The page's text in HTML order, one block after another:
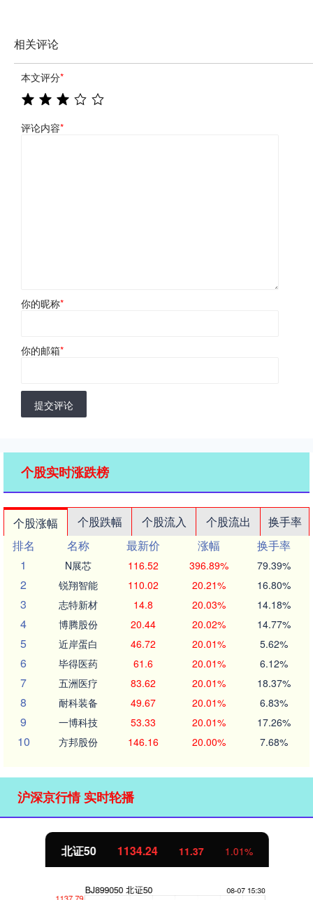
相关评论
本文评分*
评论内容*
你的昵称*
你的邮箱*
提交评论
个股实时涨跌榜
个股涨幅 个股跌幅 个股流入 个股流出
换手率
排名
名称 最新价 涨幅
换手率
1
N展芯 116.52 396.89% 79.39%
2 锐翔智能 110.02 20.21% 16.80%
3 志特新材 14.8 20.03% 14.18%
4 博腾股份 20.44 20.02% 14.77%
5 近岸蛋白 46.72 20.01% 5.62%
6 毕得医药 61.6 20.01% 6.12%
7 五洲医疗 83.62 20.01% 18.37%
8 耐科装备 49.67 20.01% 6.83%
9 一博科技 53.33 20.01% 17.26%
10 方邦股份 146.16 20.00% 7.68%
沪深京行情 实时轮播
北证50 1134.24 11.37 1.01%